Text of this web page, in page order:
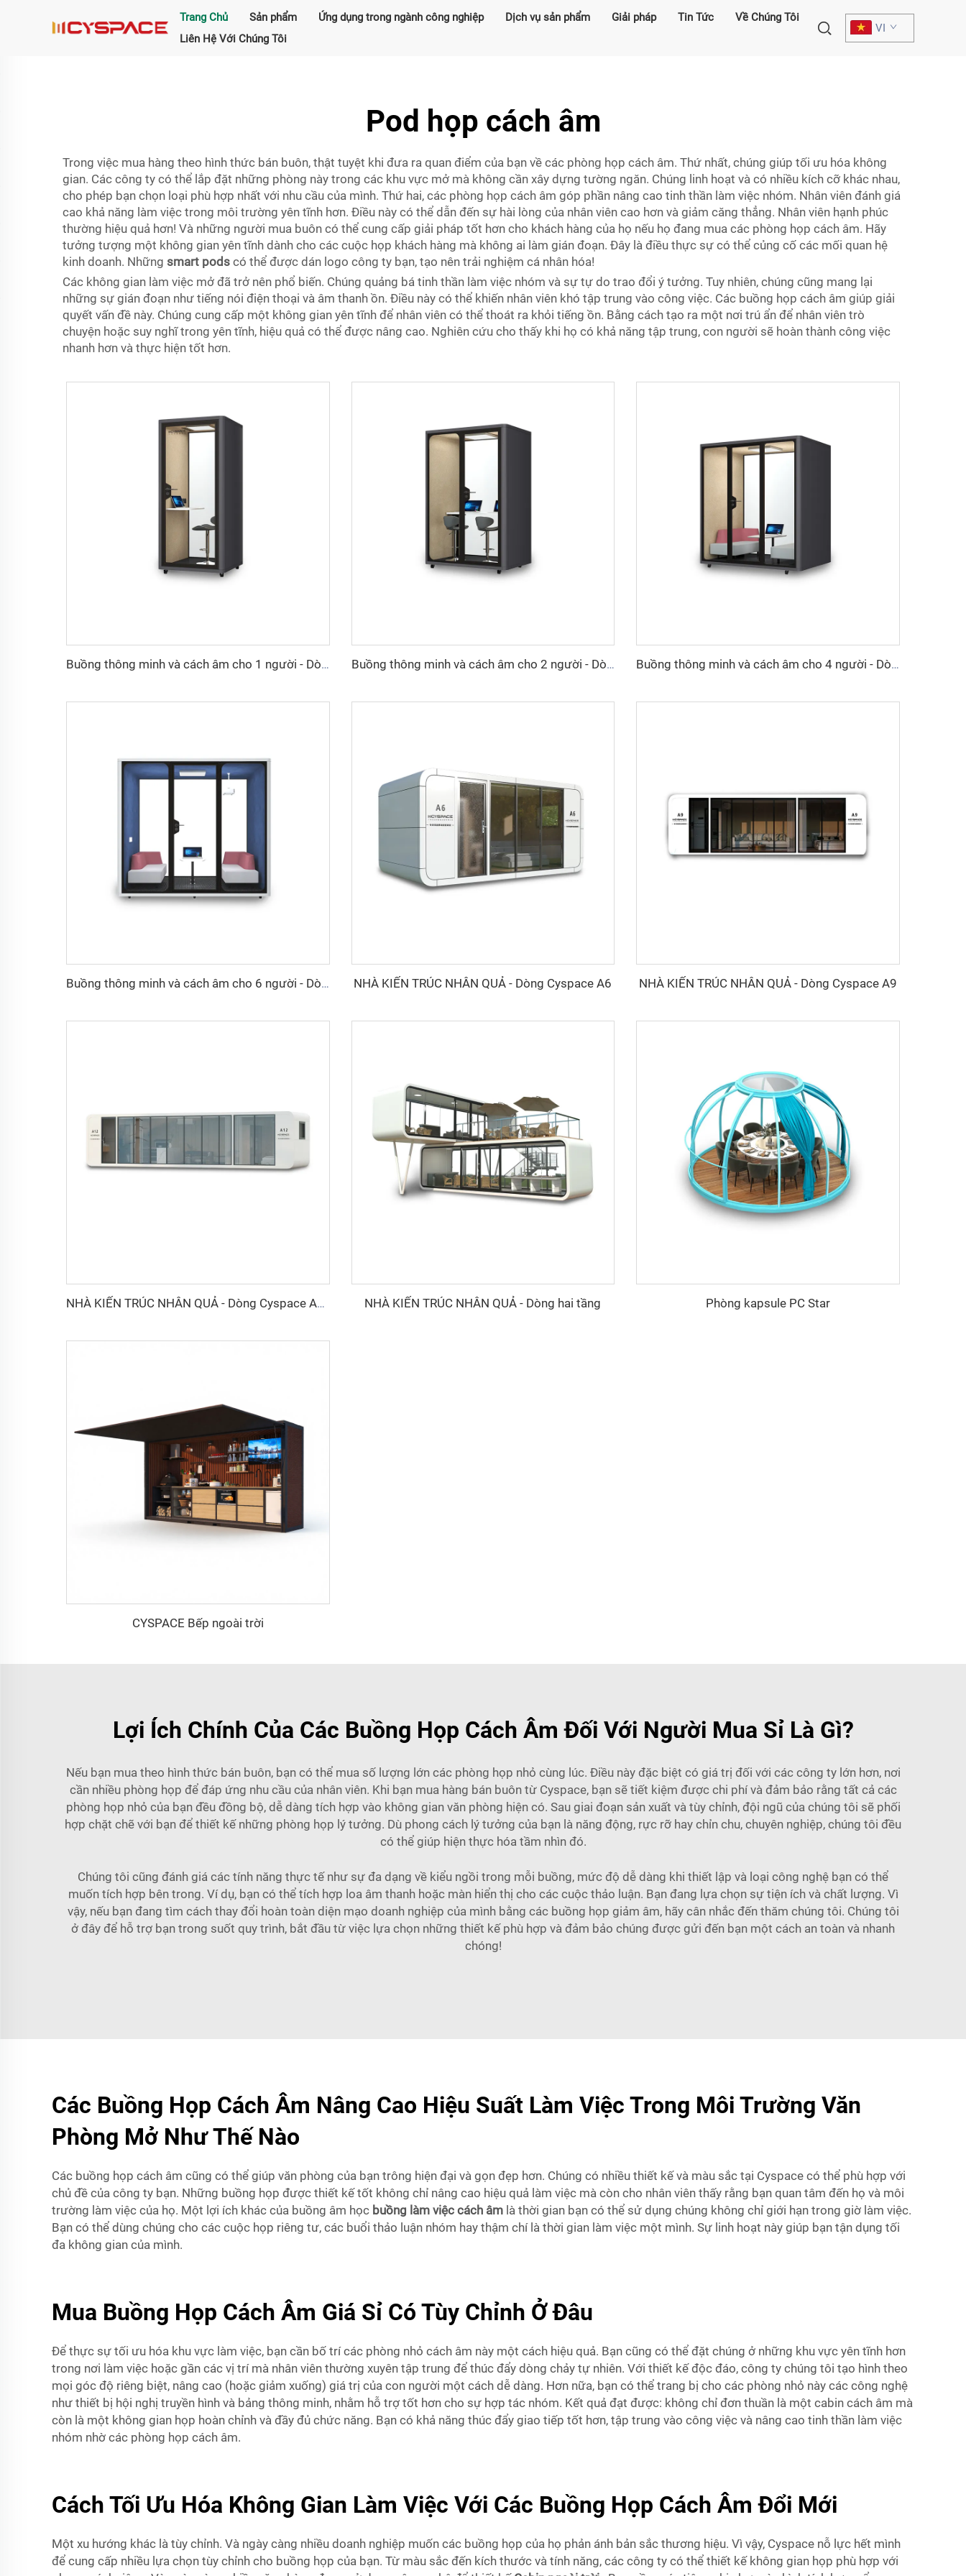
Trang Chủ Sản phẩm Ứng dụng trong ngành công nghiệp Dịch vụ sản phẩm Giải pháp Tin Tức
Về Chúng Tôi
Liên Hệ Với Chúng Tôi
VI
Pod họp cách âm
Trong việc mua hàng theo hình thức bán buôn, thật tuyệt khi đưa ra quan điểm của bạn về các phòng họp cách âm. Thứ nhất, chúng giúp tối ưu hóa không
gian. Các công ty có thể lắp đặt những phòng này trong các khu vực mở mà không cần xây dựng tường ngăn. Chúng linh hoạt và có nhiều kích cỡ khác nhau,
cho phép bạn chọn loại phù hợp nhất với nhu cầu của mình. Thứ hai, các phòng họp cách âm góp phần nâng cao tinh thần làm việc nhóm. Nhân viên đánh giá
cao khả năng làm việc trong môi trường yên tĩnh hơn. Điều này có thể dẫn đến sự hài lòng của nhân viên cao hơn và giảm căng thẳng. Nhân viên hạnh phúc
thường hiệu quả hơn! Và những người mua buôn có thể cung cấp giải pháp tốt hơn cho khách hàng của họ nếu họ đang mua các phòng họp cách âm. Hãy
tưởng tượng một không gian yên tĩnh dành cho các cuộc họp khách hàng mà không ai làm gián đoạn. Đây là điều thực sự có thể củng cố các mối quan hệ
kinh doanh. Những smart pods có thể được dán logo công ty bạn, tạo nên trải nghiệm cá nhân hóa!
Các không gian làm việc mở đã trở nên phổ biến. Chúng quảng bá tinh thần làm việc nhóm và sự tự do trao đổi ý tưởng. Tuy nhiên, chúng cũng mang lại
những sự gián đoạn như tiếng nói điện thoại và âm thanh ồn. Điều này có thể khiến nhân viên khó tập trung vào công việc. Các buồng họp cách âm giúp giải
quyết vấn đề này. Chúng cung cấp một không gian yên tĩnh để nhân viên có thể thoát ra khỏi tiếng ồn. Bằng cách tạo ra một nơi trú ẩn để nhân viên trò
chuyện hoặc suy nghĩ trong yên tĩnh, hiệu quả có thể được nâng cao. Nghiên cứu cho thấy khi họ có khả năng tập trung, con người sẽ hoàn thành công việc
nhanh hơn và thực hiện tốt hơn.
Buồng thông minh và cách âm cho 1 người - Dòng Cyspace Y PRO Buồng thông minh và cách âm cho 2 người - Dòng Cyspace Y PRO Buồng thông minh và cách âm cho 4 người - Dòng Cyspace Y PRO
Buồng thông minh và cách âm cho 6 người - Dòng Cyspace Y PRO NHÀ KIẾN TRÚC NHÂN QUẢ - Dòng Cyspace A6 NHÀ KIẾN TRÚC NHÂN QUẢ - Dòng Cyspace A9
NHÀ KIẾN TRÚC NHÂN QUẢ - Dòng Cyspace A12 NHÀ KIẾN TRÚC NHÂN QUẢ - Dòng hai tầng Phòng kapsule PC Star
CYSPACE Bếp ngoài trời
Lợi Ích Chính Của Các Buồng Họp Cách Âm Đối Với Người Mua Sỉ Là Gì?
Nếu bạn mua theo hình thức bán buôn, bạn có thể mua số lượng lớn các phòng họp nhỏ cùng lúc. Điều này đặc biệt có giá trị đối với các công ty lớn hơn, nơi
cần nhiều phòng họp để đáp ứng nhu cầu của nhân viên. Khi bạn mua hàng bán buôn từ Cyspace, bạn sẽ tiết kiệm được chi phí và đảm bảo rằng tất cả các
phòng họp nhỏ của bạn đều đồng bộ, dễ dàng tích hợp vào không gian văn phòng hiện có. Sau giai đoạn sản xuất và tùy chỉnh, đội ngũ của chúng tôi sẽ phối
hợp chặt chẽ với bạn để thiết kế những phòng họp lý tưởng. Dù phong cách lý tưởng của bạn là năng động, rực rỡ hay chỉn chu, chuyên nghiệp, chúng tôi đều
có thể giúp hiện thực hóa tầm nhìn đó.
Chúng tôi cũng đánh giá các tính năng thực tế như sự đa dạng về kiểu ngồi trong mỗi buồng, mức độ dễ dàng khi thiết lập và loại công nghệ bạn có thể
muốn tích hợp bên trong. Ví dụ, bạn có thể tích hợp loa âm thanh hoặc màn hiển thị cho các cuộc thảo luận. Bạn đang lựa chọn sự tiện ích và chất lượng. Vì
vậy, nếu bạn đang tìm cách thay đổi hoàn toàn diện mạo doanh nghiệp của mình bằng các buồng họp giảm âm, hãy cân nhắc đến thăm chúng tôi. Chúng tôi
ở đây để hỗ trợ bạn trong suốt quy trình, bắt đầu từ việc lựa chọn những thiết kế phù hợp và đảm bảo chúng được gửi đến bạn một cách an toàn và nhanh
chóng!
Các Buồng Họp Cách Âm Nâng Cao Hiệu Suất Làm Việc Trong Môi Trường Văn
Phòng Mở Như Thế Nào
Các buồng họp cách âm cũng có thể giúp văn phòng của bạn trông hiện đại và gọn đẹp hơn. Chúng có nhiều thiết kế và màu sắc tại Cyspace có thể phù hợp với
chủ đề của công ty bạn. Những buồng họp được thiết kế tốt không chỉ nâng cao hiệu quả làm việc mà còn cho nhân viên thấy rằng bạn quan tâm đến họ và môi
trường làm việc của họ. Một lợi ích khác của buồng âm học buồng làm việc cách âm là thời gian bạn có thể sử dụng chúng không chỉ giới hạn trong giờ làm việc.
Bạn có thể dùng chúng cho các cuộc họp riêng tư, các buổi thảo luận nhóm hay thậm chí là thời gian làm việc một mình. Sự linh hoạt này giúp bạn tận dụng tối
đa không gian của mình.
Mua Buồng Họp Cách Âm Giá Sỉ Có Tùy Chỉnh Ở Đâu
Để thực sự tối ưu hóa khu vực làm việc, bạn cần bố trí các phòng nhỏ cách âm này một cách hiệu quả. Bạn cũng có thể đặt chúng ở những khu vực yên tĩnh hơn
trong nơi làm việc hoặc gần các vị trí mà nhân viên thường xuyên tập trung để thúc đẩy dòng chảy tự nhiên. Với thiết kế độc đáo, công ty chúng tôi tạo hình theo
mọi góc độ riêng biệt, nâng cao (hoặc giảm xuống) giá trị của con người một cách dễ dàng. Hơn nữa, bạn có thể trang bị cho các phòng nhỏ này các công nghệ
như thiết bị hội nghị truyền hình và bảng thông minh, nhằm hỗ trợ tốt hơn cho sự hợp tác nhóm. Kết quả đạt được: không chỉ đơn thuần là một cabin cách âm mà
còn là một không gian họp hoàn chỉnh và đầy đủ chức năng. Bạn có khả năng thúc đẩy giao tiếp tốt hơn, tập trung vào công việc và nâng cao tinh thần làm việc
nhóm nhờ các phòng họp cách âm.
Cách Tối Ưu Hóa Không Gian Làm Việc Với Các Buồng Họp Cách Âm Đổi Mới
Một xu hướng khác là tùy chỉnh. Và ngày càng nhiều doanh nghiệp muốn các buồng họp của họ phản ánh bản sắc thương hiệu. Vì vậy, Cyspace nỗ lực hết mình
để cung cấp nhiều lựa chọn tùy chỉnh cho buồng họp của bạn. Từ màu sắc đến kích thước và tính năng, các công ty có thể thiết kế không gian họp phù hợp với